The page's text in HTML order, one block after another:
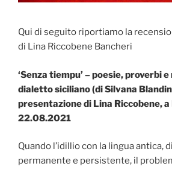
Qui di seguito riportiamo la
di Lina Riccobene Bancheri
‘Senza tiempu’ – poesie, proverbi
dialetto siciliano (di Silvana
presentazione di Lina Riccobene, a
22.08.2021
Quando l’idillio con la lingua antica,
permanente e persistente, il